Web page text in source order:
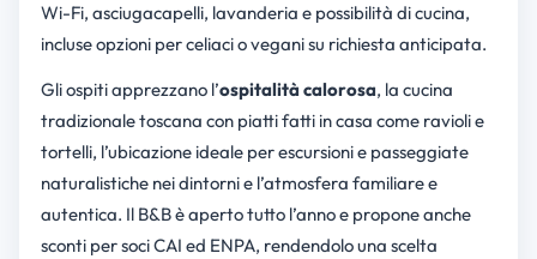
Wi-Fi, asciugacapelli, lavanderia e possibilità di cucina,
incluse opzioni per celiaci o vegani su richiesta anticipata.
Gli ospiti apprezzano l’ospitalità calorosa, la cucina
tradizionale toscana con piatti fatti in casa come ravioli e
tortelli, l’ubicazione ideale per escursioni e passeggiate
naturalistiche nei dintorni e l’atmosfera familiare e
autentica. Il B&B è aperto tutto l’anno e propone anche
sconti per soci CAI ed ENPA, rendendolo una scelta